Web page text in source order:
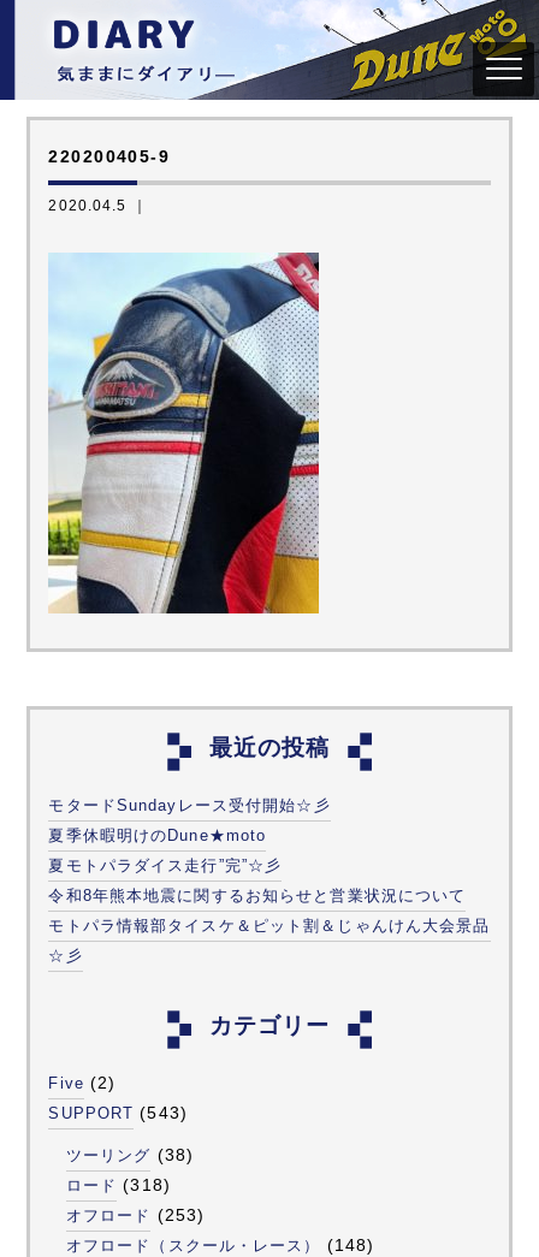
220200405-9
2020.04.5 ｜
最近の投稿
モタードSundayレース受付開始☆彡
夏季休暇明けのDune★moto
夏モトパラダイス走行”完”☆彡
令和8年熊本地震に関するお知らせと営業状況について
モトパラ情報部タイスケ＆ピット割＆じゃんけん大会景品
☆彡
カテゴリー
Five (2)
SUPPORT (543)
ツーリング (38)
ロード (318)
オフロード (253)
オフロード（スクール・レース） (148)